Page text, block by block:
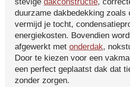
duurzame dakbedekking zoals
vermijd je tocht,
energiekosten. Bovendien
afgewerkt met onderdak,
Door te kiezen voor een
een perfect geplaatst dak dat
zonder zorgen.